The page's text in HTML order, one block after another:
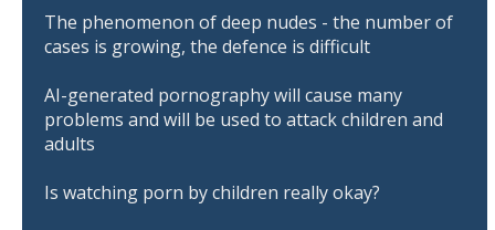
The phenomenon of deep nudes - the number of
cases is growing, the defence is difficult
AI-generated pornography will cause many
problems and will be used to attack children and
adults
Is watching porn by children really okay?